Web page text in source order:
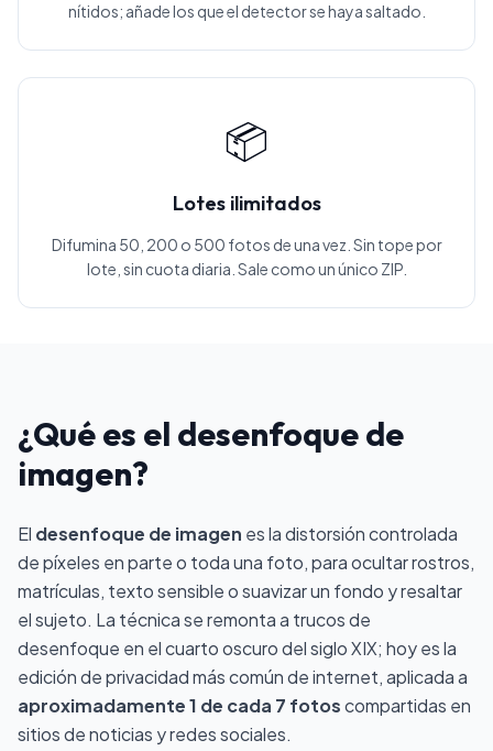
nítidos; añade los que el detector se haya saltado.
📦
Lotes ilimitados
Difumina 50, 200 o 500 fotos de una vez. Sin tope por
lote, sin cuota diaria. Sale como un único ZIP.
¿Qué es el desenfoque de
imagen?
El desenfoque de imagen es la distorsión controlada
de píxeles en parte o toda una foto, para ocultar rostros,
matrículas, texto sensible o suavizar un fondo y resaltar
el sujeto. La técnica se remonta a trucos de
desenfoque en el cuarto oscuro del siglo XIX; hoy es la
edición de privacidad más común de internet, aplicada a
aproximadamente 1 de cada 7 fotoscompartidas en
sitios de noticias y redes sociales.